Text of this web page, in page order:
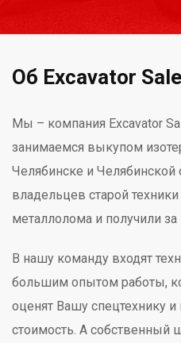
Об Excavator Sale
Мы – компания Excavator
занимаемся выкупом
Челябинске и Челябинской
владельцев старой
металлолома и получили за
В нашу команду входят
большим опытом работы,
оценят Вашу спецтехнику
стоимость. А собственный